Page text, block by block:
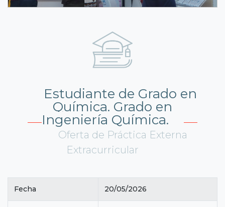
Estudiante de Grado en
Química. Grado en
Ingeniería Química.
Oferta de Práctica Externa
Extracurricular
Fecha 20/05/2026